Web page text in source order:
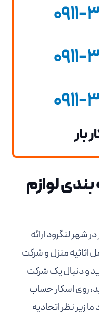
بار
لوازم
شهر لنگرود ارائه
منزل و شرکت
و دنبال یک شرکت
روی اسکار حساب
زیر نظر اتحادیه